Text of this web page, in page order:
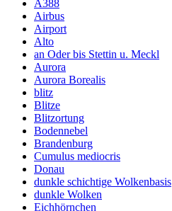
A388
Airbus
Airport
Alto
an Oder bis Stettin u. Meckl
Aurora
Aurora Borealis
blitz
Blitze
Blitzortung
Bodennebel
Brandenburg
Cumulus mediocris
Donau
dunkle schichtige Wolkenbasis
dunkle Wolken
Eichhörnchen